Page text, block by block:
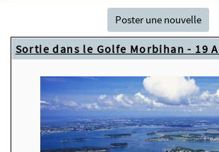
Poster une nouvelle
Sortie dans le Golfe Morbihan - 19